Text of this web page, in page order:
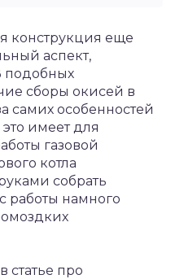
конструкция еще
аспект,
подобных
сборы окисей в
самих особенностей
имеет для
газовой
котла
собрать
работы намного
статье про